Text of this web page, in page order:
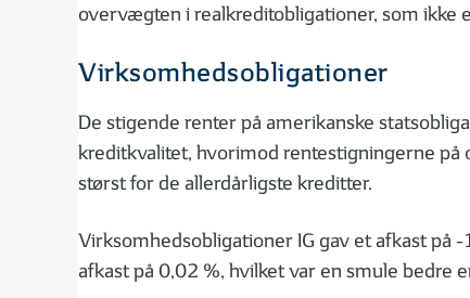
overvægten i realkreditobligationer, som ikke
Virksomhedsobligationer
De stigende renter på amerikanske
kreditkvalitet, hvorimod rentestigningerne
størst for de allerdårligste kreditter.
Virksomhedsobligationer IG gav et afkast på
afkast på 0,02 %, hvilket var en smule bedre